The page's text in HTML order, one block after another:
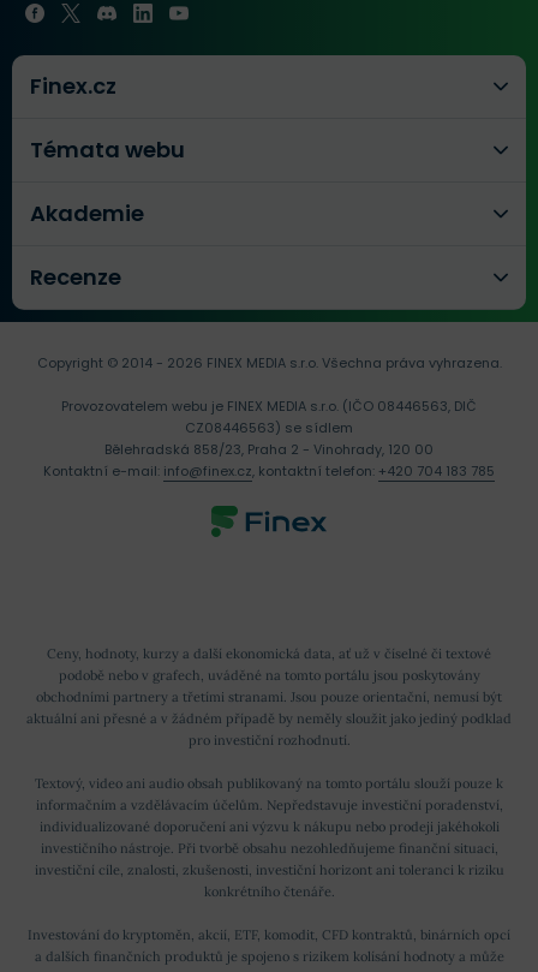
Finex.cz
Témata webu
Akademie
Recenze
Ceny, hodnoty, kurzy a další ekonomická data, ať už v číselné či textové
podobě nebo v grafech, uváděné na tomto portálu jsou poskytovány
obchodními partnery a třetími stranami. Jsou pouze orientační, nemusí být
aktuální ani přesné a v žádném případě by neměly sloužit jako jediný podklad
pro investiční rozhodnutí.
Textový, video ani audio obsah publikovaný na tomto portálu slouží pouze k
informačním a vzdělávacím účelům. Nepředstavuje investiční poradenství,
individualizované doporučení ani výzvu k nákupu nebo prodeji jakéhokoli
investičního nástroje. Při tvorbě obsahu nezohledňujeme finanční situaci,
investiční cíle, znalosti, zkušenosti, investiční horizont ani toleranci k riziku
konkrétního čtenáře.
Investování do kryptoměn, akcií, ETF, komodit, CFD kontraktů, binárních opcí
a dalších finančních produktů je spojeno s rizikem kolísání hodnoty a může
Copyright © 2014 - 2026 FINEX MEDIA s.r.o.Všechna práva vyhrazena.
Provozovatelem webu je FINEX MEDIA s.r.o. (IČO 08446563, DIČ
CZ08446563) se sídlem
Bělehradská 858/23, Praha 2 - Vinohrady, 120 00
Kontaktní e-mail: info@finex.cz, kontaktní telefon: +420 704 183 785